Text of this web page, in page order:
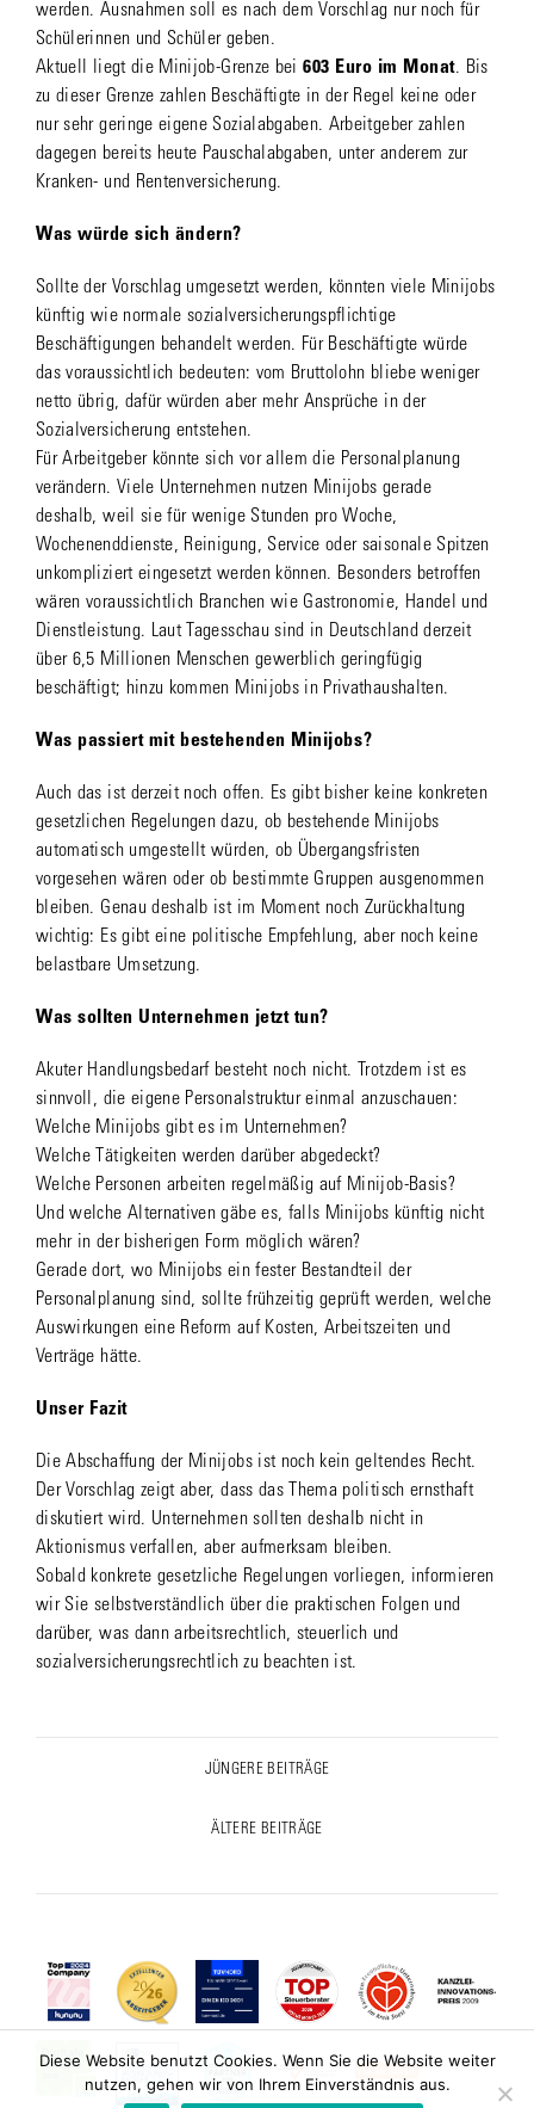
werden. Ausnahmen soll es nach dem Vorschlag nur noch für
Schülerinnen und Schüler geben.
Aktuell liegt die Minijob-Grenze bei603 Euro im Monat. Bis
zu dieser Grenze zahlen Beschäftigte in der Regel keine oder
nur sehr geringe eigene Sozialabgaben. Arbeitgeber zahlen
dagegen bereits heute Pauschalabgaben, unter anderem zur
Kranken- und Rentenversicherung.
Was würde sich ändern?
Sollte der Vorschlag umgesetzt werden, könnten viele Minijobs
künftig wie normale sozialversicherungspflichtige
Beschäftigungen behandelt werden. Für Beschäftigte würde
das voraussichtlich bedeuten: vom Bruttolohn bliebe weniger
netto übrig, dafür würden aber mehr Ansprüche in der
Sozialversicherung entstehen.
Für Arbeitgeber könnte sich vor allem die Personalplanung
verändern. Viele Unternehmen nutzen Minijobs gerade
deshalb, weil sie für wenige Stunden pro Woche,
Wochenenddienste, Reinigung, Service oder saisonale Spitzen
unkompliziert eingesetzt werden können. Besonders betroffen
wären voraussichtlich Branchen wie Gastronomie, Handel und
Dienstleistung. Laut Tagesschau sind in Deutschland derzeit
über 6,5 Millionen Menschen gewerblich geringfügig
beschäftigt; hinzu kommen Minijobs in Privathaushalten.
Was passiert mit bestehenden Minijobs?
Auch das ist derzeit noch offen. Es gibt bisher keine konkreten
gesetzlichen Regelungen dazu, ob bestehende Minijobs
automatisch umgestellt würden, ob Übergangsfristen
vorgesehen wären oder ob bestimmte Gruppen ausgenommen
bleiben. Genau deshalb ist im Moment noch Zurückhaltung
wichtig: Es gibt eine politische Empfehlung, aber noch keine
belastbare Umsetzung.
Was sollten Unternehmen jetzt tun?
Akuter Handlungsbedarf besteht noch nicht. Trotzdem ist es
sinnvoll, die eigene Personalstruktur einmal anzuschauen:
Welche Minijobs gibt es im Unternehmen?
Welche Tätigkeiten werden darüber abgedeckt?
Welche Personen arbeiten regelmäßig auf Minijob-Basis?
Und welche Alternativen gäbe es, falls Minijobs künftig nicht
mehr in der bisherigen Form möglich wären?
Gerade dort, wo Minijobs ein fester Bestandteil der
Personalplanung sind, sollte frühzeitig geprüft werden, welche
Auswirkungen eine Reform auf Kosten, Arbeitszeiten und
Verträge hätte.
Unser Fazit
Die Abschaffung der Minijobs ist noch kein geltendes Recht.
Der Vorschlag zeigt aber, dass das Thema politisch ernsthaft
diskutiert wird. Unternehmen sollten deshalb nicht in
Aktionismus verfallen, aber aufmerksam bleiben.
Sobald konkrete gesetzliche Regelungen vorliegen, informieren
wir Sie selbstverständlich über die praktischen Folgen und
darüber, was dann arbeitsrechtlich, steuerlich und
sozialversicherungsrechtlich zu beachten ist.
JÜNGERE BEITRÄGE
ÄLTERE BEITRÄGE
Diese Website benutzt Cookies. Wenn Sie die Website weiter
nutzen, gehen wir von Ihrem Einverständnis aus.